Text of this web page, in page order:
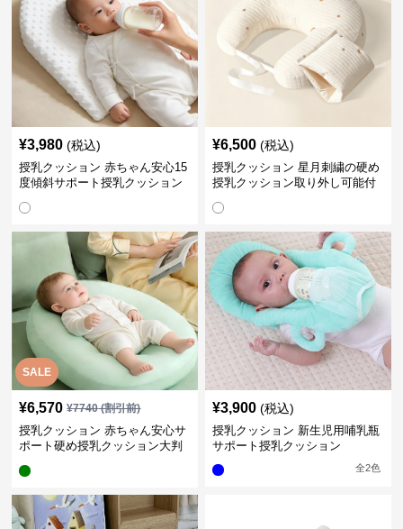
¥3,980 (税込)
授乳クッション 赤ちゃん安心15
度傾斜サポート授乳クッション
¥6,500 (税込)
授乳クッション 星月刺繍の硬め
授乳クッション取り外し可能付
SALE
¥6,570 ¥7740(割引前)
授乳クッション 赤ちゃん安心サ
ポート硬め授乳クッション大判
¥3,900 (税込)
授乳クッション 新生児用哺乳瓶
サポート授乳クッション
全2色